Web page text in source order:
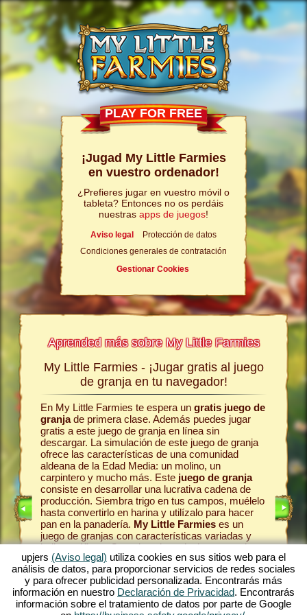
PLAY FOR FREE
¡Jugad My Little Farmies
en vuestro ordenador!
¿Prefieres jugar en vuestro móvil o
tableta? Entonces no os perdáis
nuestras apps de juegos!
Aviso legal
Protección de datos
Condiciones generales de contratación
Gestionar Cookies
Aprended más sobre My Little Farmies
sin
jugar
uno
es
ofrece
en el
. Juega
alguno
My Little Farmies - ¡Jugar gratis al juego
de granja en tu navegador!
En My Little Farmies te espera un gratis juego de
granjade primera clase. Además puedes jugar
gratis a este juego de granja en línea sin
descargar. La simulación de este juego de granja
ofrece las características de una comunidad
aldeana de la Edad Media: un molino, un
carpintero y mucho más. Este juego de granja
consiste en desarrollar una lucrativa cadena de
producción. Siembra trigo en tus campos, muélelo
hasta convertirlo en harina y utilízalo para hacer
pan en la panadería. My Little Farmieses un
juego de granjas con características variadas y
bellos gráficos. Organizas la agricultura en todas
sus facetas: desde el cultivo de hortalizas hasta la
cría de animales de granja. Encontrarás en el
juego gratis onlineanimales de granja
tradicionales como el cerdo Mangalica o la gallina
sedosa. Crea florecientes paisajes en My Little
La
la
el
en la
Como
las
en la
una
pueblo
tu
máximo
entorno
upjers (Aviso legal) utiliza cookies en sus sitios web para el
análisis de datos, para proporcionar servicios de redes sociales
y para ofrecer publicidad personalizada. Encontrarás más
información en nuestro Declaración de Privacidad. Encontrarás
información sobre el tratamiento de datos por parte de Google